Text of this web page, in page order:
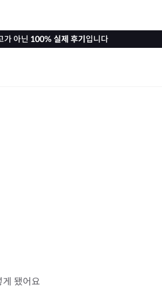
가 아닌 100% 실제 후기입니다
됐어요